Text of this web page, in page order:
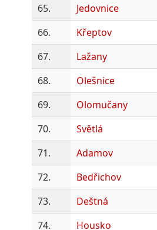
65.
Jedovnice
66.
Křeptov
67.
Lažany
68.
Olešnice
69.
Olomučany
70.
Světlá
71.
Adamov
72.
Bedřichov
73.
Deštná
74.
Housko